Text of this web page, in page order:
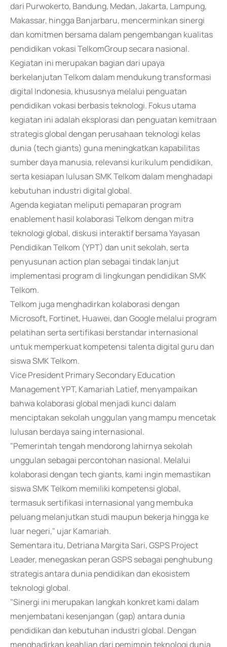
dari Purwokerto, Bandung, Medan, Jakarta, Lampung,
Makassar, hingga Banjarbaru, mencerminkan sinergi
dan komitmen bersama dalam pengembangan kualitas
pendidikan vokasi TelkomGroup secara nasional.
Kegiatan ini merupakan bagian dari upaya
berkelanjutan Telkom dalam mendukung transformasi
digital Indonesia, khususnya melalui penguatan
pendidikan vokasi berbasis teknologi. Fokus utama
kegiatan ini adalah eksplorasi dan penguatan kemitraan
strategis global dengan perusahaan teknologi kelas
dunia (tech giants) guna meningkatkan kapabilitas
sumber daya manusia, relevansi kurikulum pendidikan,
serta kesiapan lulusan SMK Telkom dalam menghadapi
kebutuhan industri digital global.
Agenda kegiatan meliputi pemaparan program
enablement hasil kolaborasi Telkom dengan mitra
teknologi global, diskusi interaktif bersama Yayasan
Pendidikan Telkom (YPT) dan unit sekolah, serta
penyusunan action plan sebagai tindak lanjut
implementasi program di lingkungan pendidikan SMK
Telkom.
Telkom juga menghadirkan kolaborasi dengan
Microsoft, Fortinet, Huawei, dan Google melalui program
pelatihan serta sertifikasi berstandar internasional
untuk memperkuat kompetensi talenta digital guru dan
siswa SMK Telkom.
Vice President Primary Secondary Education
Management YPT, Kamariah Latief, menyampaikan
bahwa kolaborasi global menjadi kunci dalam
menciptakan sekolah unggulan yang mampu mencetak
lulusan berdaya saing internasional.
"Pemerintah tengah mendorong lahirnya sekolah
unggulan sebagai percontohan nasional. Melalui
kolaborasi dengan tech giants, kami ingin memastikan
siswa SMK Telkom memiliki kompetensi global,
termasuk sertifikasi internasional yang membuka
peluang melanjutkan studi maupun bekerja hingga ke
luar negeri," ujar Kamariah.
Sementara itu, Detriana Margita Sari, GSPS Project
Leader, menegaskan peran GSPS sebagai penghubung
strategis antara dunia pendidikan dan ekosistem
teknologi global.
"Sinergi ini merupakan langkah konkret kami dalam
menjembatani kesenjangan (gap) antara dunia
pendidikan dan kebutuhan industri global. Dengan
menghadirkan keahlian dari pemimpin teknologi dunia